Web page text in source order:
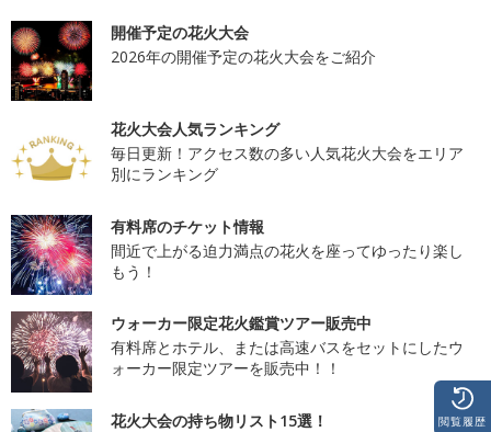
開催予定の花火大会
2026年の開催予定の花火大会をご紹介
花火大会人気ランキング
毎日更新！アクセス数の多い人気花火大会をエリア
別にランキング
有料席のチケット情報
間近で上がる迫力満点の花火を座ってゆったり楽し
もう！
ウォーカー限定花火鑑賞ツアー販売中
有料席とホテル、または高速バスをセットにしたウ
ォーカー限定ツアーを販売中！！
花火大会の持ち物リスト15選！
閲覧履歴